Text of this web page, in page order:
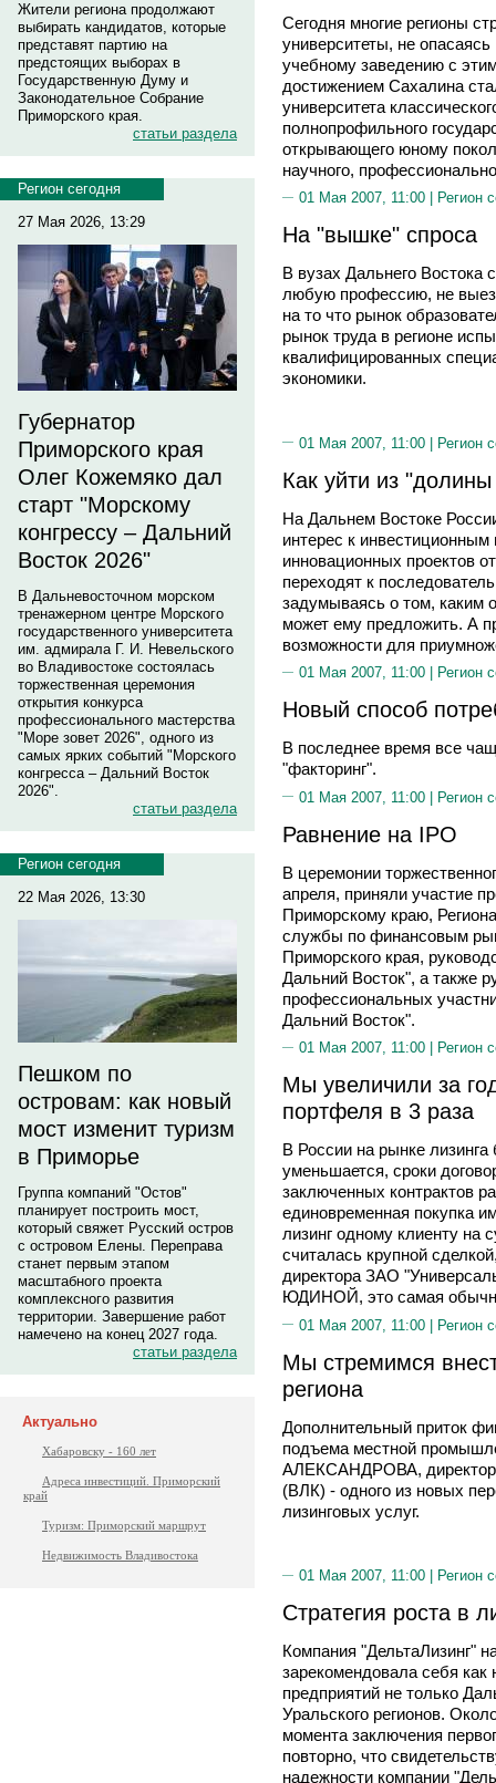
Жители региона продолжают
выбирать кандидатов, которые
представят партию на
предстоящих выборах в
Государственную Думу и
Законодательное Собрание
Приморского края.
статьи раздела
Регион сегодня
27 Мая 2026, 13:29
Губернатор
Приморского края
Олег Кожемяко дал
старт "Морскому
конгрессу – Дальний
Восток 2026"
В Дальневосточном морском
тренажерном центре Морского
государственного университета
им. адмирала Г. И. Невельского
во Владивостоке состоялась
торжественная церемония
открытия конкурса
профессионального мастерства
"Море зовет 2026", одного из
самых ярких событий "Морского
конгресса – Дальний Восток
2026".
статьи раздела
Регион сегодня
22 Мая 2026, 13:30
Пешком по
островам: как новый
мост изменит туризм
в Приморье
Группа компаний "Остов"
планирует построить мост,
который свяжет Русский остров
с островом Елены. Переправа
станет первым этапом
масштабного проекта
комплексного развития
территории. Завершение работ
намечено на конец 2027 года.
статьи раздела
Актуально
Хабаровску - 160 лет
Адреса инвестиций. Приморский
край
Туризм: Приморский маршрут
Недвижимость Владивостока
Сегодня многие регионы
университеты, не
учебному заведению с
достижением Сахалина
университета
полнопрофильного
открывающего юному
научного,
01 Мая 2007, 11:00 | Регион
На "вышке" спроса
В вузах Дальнего Востока
любую профессию, не
на то что рынок
рынок труда в регионе
квалифицированных
экономики.
01 Мая 2007, 11:00 | Регион
Как уйти из
На Дальнем Востоке
интерес к
инновационных проектов
переходят к
задумываясь о том, каким
может ему предложить. А
возможности для
01 Мая 2007, 11:00 | Регион
Новый способ
В последнее время все
"факторинг".
01 Мая 2007, 11:00 | Регион
Равнение на IPO
В церемонии
апреля, приняли участие
Приморскому краю,
службы по финансовым
Приморского края,
Дальний Восток", а также
профессиональных
Дальний Восток".
01 Мая 2007, 11:00 | Регион
Мы увеличили за
портфеля в 3 раза
В России на рынке
уменьшается, сроки
заключенных контрактов
единовременная покупка
лизинг одному клиенту на
считалась крупной
директора ЗАО
ЮДИНОЙ, это самая
01 Мая 2007, 11:00 | Регион
Мы стремимся
региона
Дополнительный приток
подъема местной
АЛЕКСАНДРОВА, директор
(ВЛК) - одного из новых
лизинговых услуг.
01 Мая 2007, 11:00 | Регион
Стратегия роста в
Компания "ДельтаЛизинг"
зарекомендовала себя
предприятий не только
Уральского регионов.
момента заключения
повторно, что
надежности компании